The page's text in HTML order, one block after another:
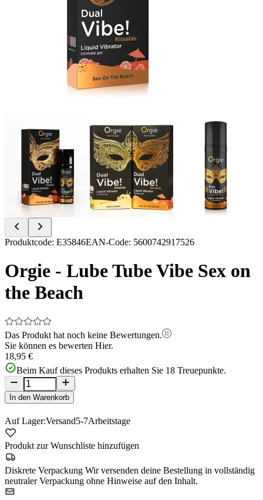
Item
of
5
Produktcode: E35846EAN-Code: 5600742917526
Orgie - Lube Tube Vibe Sex on
the Beach
Das Produkt hat noch keine Bewertungen.
Sie können es bewerten Hier.
18,95 €
Beim Kauf dieses Produkts erhalten Sie 18 Treuepunkte.
In den Warenkorb
Auf Lager:Versand5-7Arbeitstage
Produkt zur Wunschliste hinzufügen
Diskrete Verpackung Wir versenden deine Bestellung in vollständig
neutraler Verpackung ohne Hinweise auf den Inhalt.